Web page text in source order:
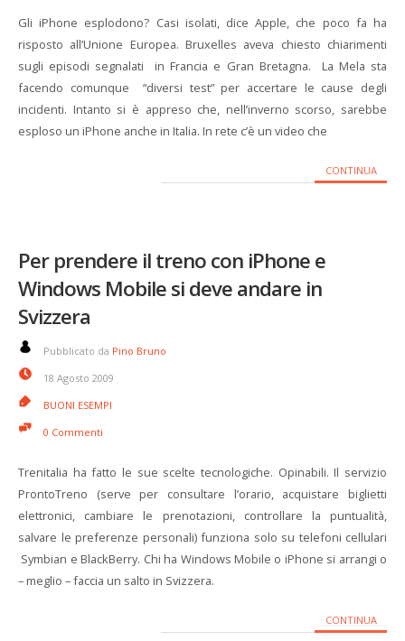
Gli iPhone esplodono? Casi isolati, dice Apple, che poco fa ha
risposto all’Unione Europea. Bruxelles aveva chiesto chiarimenti
sugli episodi segnalati in Francia e Gran Bretagna. La Mela sta
facendo comunque “diversi test” per accertare le cause degli
incidenti. Intanto si è appreso che, nell’inverno scorso, sarebbe
esploso un iPhone anche in Italia. In rete c’è un video che
CONTINUA
Per prendere il treno con iPhone e
Windows Mobile si deve andare in
Svizzera
Pubblicato da Pino Bruno
18 Agosto 2009
BUONI ESEMPI
0 Commenti
Trenitalia ha fatto le sue scelte tecnologiche. Opinabili. Il servizio
ProntoTreno (serve per consultare l’orario, acquistare biglietti
elettronici, cambiare le prenotazioni, controllare la puntualità,
salvare le preferenze personali) funziona solo su telefoni cellulari
Symbian e BlackBerry. Chi ha Windows Mobile o iPhone si arrangi o
– meglio – faccia un salto in Svizzera.
CONTINUA